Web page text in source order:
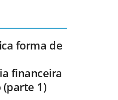
forma de
financeira
(parte 1)